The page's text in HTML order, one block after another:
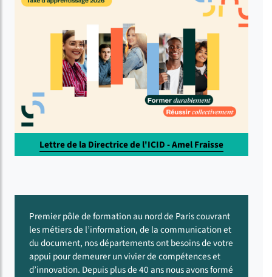
Lettre de la Directrice de l'ICID - Amel Fraisse
Premier pôle de formation au nord de Paris couvrant
les métiers de l’information, de la communication et
du document, nos départements ont besoins de votre
appui pour demeurer un vivier de compétences et
d’innovation. Depuis plus de 40 ans nous avons formé